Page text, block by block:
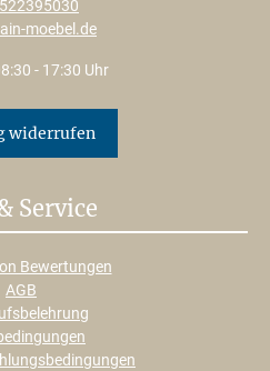
moebel.de
- 17:30 Uhr
widerrufen
Service
Bewertungen
AGB